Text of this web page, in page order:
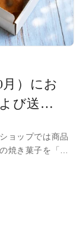
月）にお
び送料
ョップでは商品
焼き菓子を「冷
分まで ※気温